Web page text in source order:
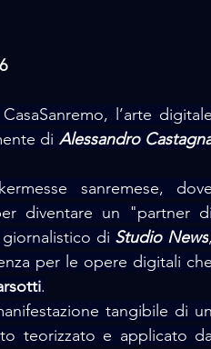
l’arte digitale
di Alessandro
sanremese, dove
diventare un "partner di
di Studio News,
per le opere digitali che
.
tangibile di un